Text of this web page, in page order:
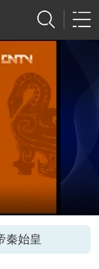
秦始皇